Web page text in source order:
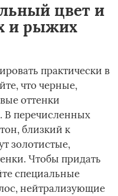
цвет и
и рыжих
практически в
что черные,
оттенки
В перечисленных
близкий к
золотистые,
Чтобы придать
специальные
нейтрализующие